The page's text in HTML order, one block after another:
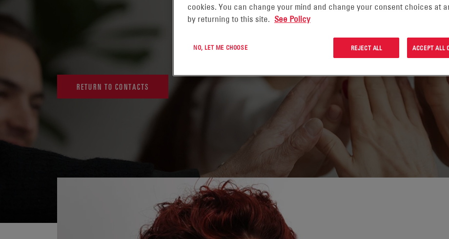
RETURN TO CONTACTS
cookies. You can change your mind and change your consent choices at
by returning to this site. See Policy
NO, LET ME CHOOSE REJECT ALL ACCEPT ALL